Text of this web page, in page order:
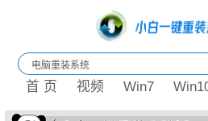
首 页 视频 Win7